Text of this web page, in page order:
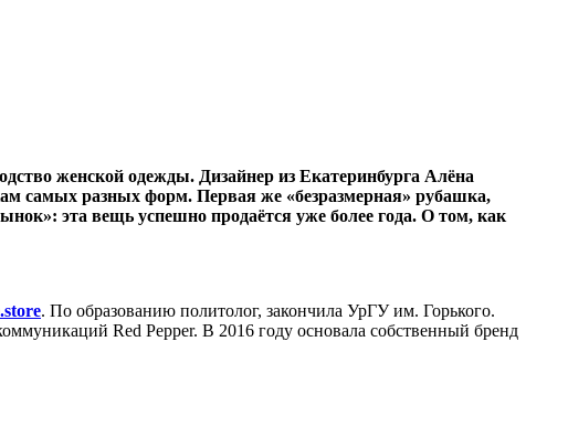
женской одежды. Дизайнер из Екатеринбурга Алёна
самых разных форм. Первая же «безразмерная» рубашка,
эта вещь успешно продаётся уже более года. О том, как
. По образованию политолог, закончила УрГУ им. Горького.
Red Pepper. В 2016 году основала собственный бренд